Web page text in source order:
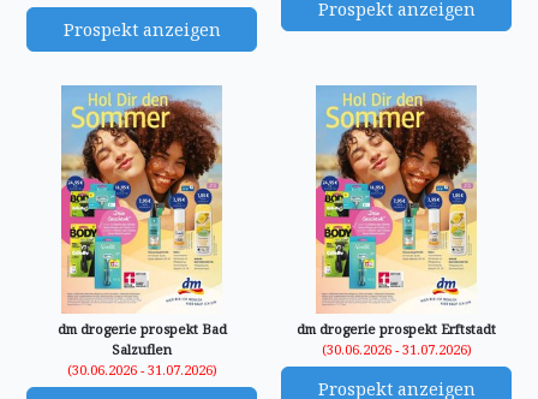
Prospekt anzeigen
Prospekt anzeigen
dm drogerie prospekt Bad
Salzuflen
(30.06.2026 - 31.07.2026)
dm drogerie prospekt Erftstadt
(30.06.2026 - 31.07.2026)
Prospekt anzeigen